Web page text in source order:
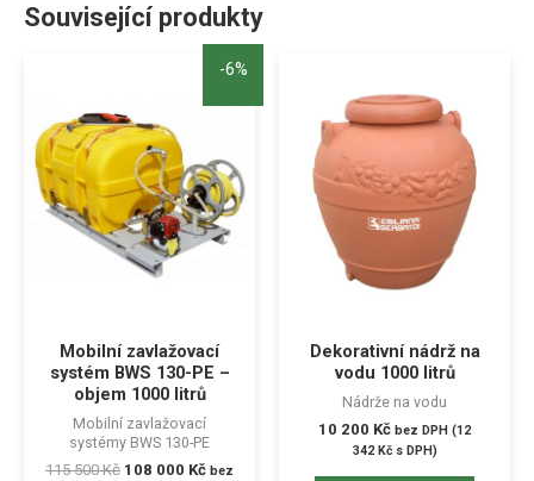
Související produkty
-6%
Mobilní zavlažovací
systém BWS 130-PE –
objem 1000 litrů
Mobilní zavlažovací
systémy BWS 130-PE
115 500Kč 108 000 Kč bez
Dekorativní nádrž na
vodu 1000 litrů
Nádrže na vodu
10 200 Kč bez DPH (12
342Kčs DPH)